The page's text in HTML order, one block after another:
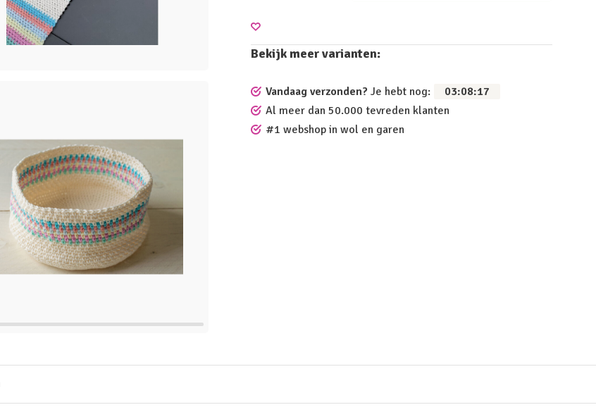
Bekijk meer varianten:
Vandaag verzonden? Je hebt nog: 03:08:16
Al meer dan 50.000 tevreden klanten
#1 webshop in wol en garen